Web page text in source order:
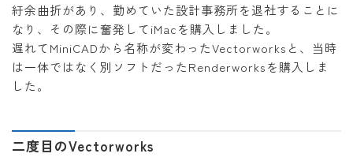
紆余曲折があり、勤めていた設計事務所を退社することに
なり、その際に奮発してiMacを購入しました。
遅れてMiniCADから名称が変わったVectorworksと、当時
は一体ではなく別ソフトだったRenderworksを購入しま
した。
二度目のVectorworks